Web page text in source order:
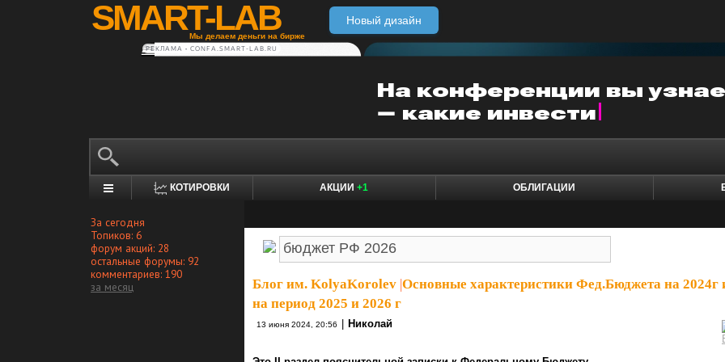
SMART-LAB
Мы делаем деньги на бирже
Новый дизайн
РЕКЛАМА • CONFA.SMART-LAB.RU
КОТИРОВКИ АКЦИИ +1 ОБЛИГАЦИИ
За сегодня
Топиков: 6
форум акций: 28
остальные форумы: 92
комментариев: 190
за месяц
Блог им. KolyaKorolev Основные характеристики Фед.Бюджета на 2024г
на период 2025 и 2026 г
13 июня 2024, 20:56 Николай